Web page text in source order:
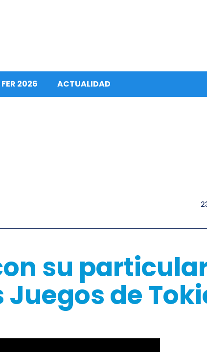
2026 ACTUALIDAD
su
de